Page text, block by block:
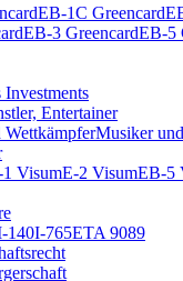
EB-1C Greencard
EB-3 GreencardEB-5
Entertainer
WettkämpferMusiker
VisumE-2 VisumEB-5
140I-765ETA 9089